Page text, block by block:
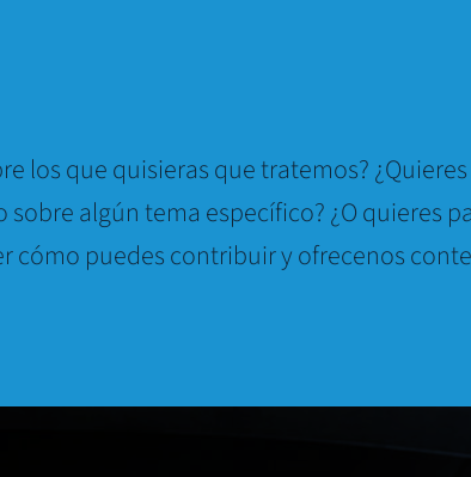
los que quisieras que tratemos?
algún tema específico? ¿O quieres
cómo puedes contribuir y ofrecenos